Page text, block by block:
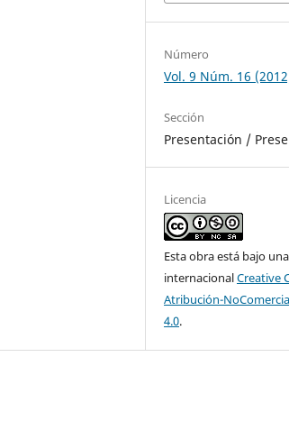
Número
Vol. 9 Núm. 16
Sección
Presentación /
Licencia
Esta obra está bajo
internacionalCreative
Atribución-
4.0.